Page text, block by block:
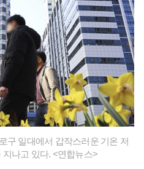
구 일대에서 갑작스러운 기온 저
나고 있다. <연합뉴스>